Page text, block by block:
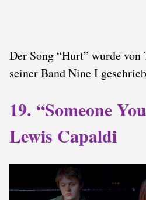
Der Song “Hurt” wurde von
seiner Band Nine I
19. “Someone
Lewis Capaldi